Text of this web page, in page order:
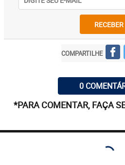
RECEBER
COMPARTILHE
0
*PARA COMENTAR, FAÇA